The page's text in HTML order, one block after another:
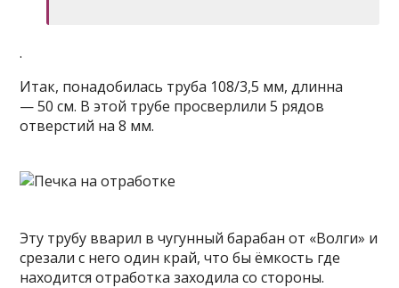
.
Итак, понадобилась труба 108/3,5 мм, длинна
— 50 см. В этой трубе просверлили 5 рядов
отверстий на 8 мм.
Эту трубу вварил в чугунный барабан от «Волги» и
срезали с него один край, что бы ёмкость где
находится отработка заходила со стороны.